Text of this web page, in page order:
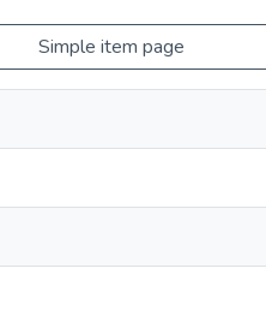
Simple item page